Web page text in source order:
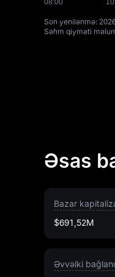
Son yenilənmə:
Səhm qiyməti
Əsas
Bazar
$691,52M
Əvvəlki